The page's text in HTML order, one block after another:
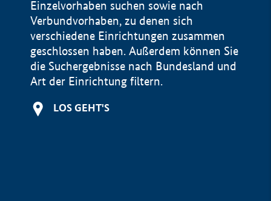
Einzelvorhaben suchen sowie nach
Verbundvorhaben, zu denen sich
verschiedene Einrichtungen zusammen
geschlossen haben. Außerdem können Sie
die Suchergebnisse nach Bundesland und
Art der Einrichtung filtern.
LOS GEHT'S